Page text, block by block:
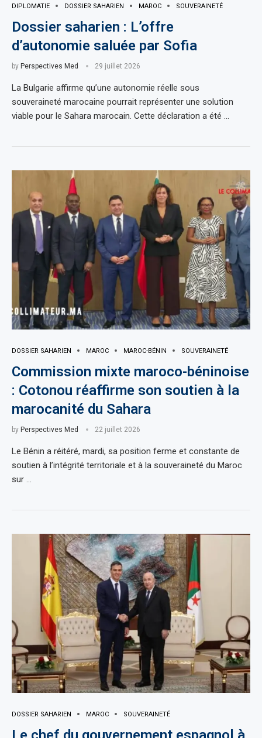
DIPLOMATIE DOSSIER SAHARIEN MAROC SOUVERAINETÉ
Dossier saharien : L’offre
d’autonomie saluée par Sofia
by Perspectives Med 29 juillet 2026
La Bulgarie affirme qu’une autonomie réelle sous
souveraineté marocaine pourrait représenter une solution
viable pour le Sahara marocain. Cette déclaration a été …
DOSSIER SAHARIEN MAROC MAROC-BÉNIN SOUVERAINETÉ
Commission mixte maroco-béninoise
: Cotonou réaffirme son soutien à la
marocanité du Sahara
by Perspectives Med 22 juillet 2026
Le Bénin a réitéré, mardi, sa position ferme et constante de
soutien à l’intégrité territoriale et à la souveraineté du Maroc
sur …
DOSSIER SAHARIEN MAROC SOUVERAINETÉ